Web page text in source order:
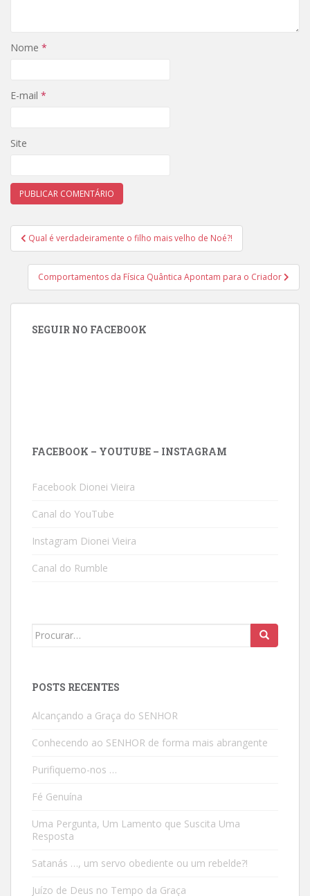
Nome *
E-mail *
Site
Navegação
de
Post
Qual é verdadeiramente o filho mais velho de Noé?!
Comportamentos da Física Quântica Apontam para o Criador
SEGUIR NO FACEBOOK
FACEBOOK – YOUTUBE – INSTAGRAM
Facebook Dionei Vieira
Canal do YouTube
Instagram Dionei Vieira
Canal do Rumble
Search
POSTS RECENTES
Alcançando a Graça do SENHOR
Conhecendo ao SENHOR de forma mais abrangente
Purifiquemo-nos …
Fé Genuína
Uma Pergunta, Um Lamento que Suscita Uma
Resposta
Satanás …, um servo obediente ou um rebelde?!
Juízo de Deus no Tempo da Graça